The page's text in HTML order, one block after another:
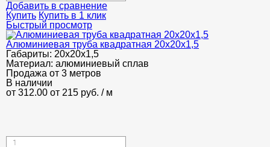
Добавить в сравнение
Купить Купить в 1 клик
Быстрый просмотр
Алюминиевая труба квадратная 20х20х1,5
Габариты: 20х20х1,5
Материал: алюминиевый сплав
Продажа от 3 метров
В наличии
от 312.00 от 215 руб. / м